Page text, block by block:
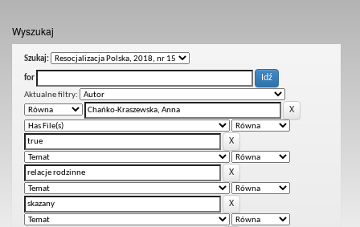
Wyszukaj
Szukaj:
for
Aktualne filtry: